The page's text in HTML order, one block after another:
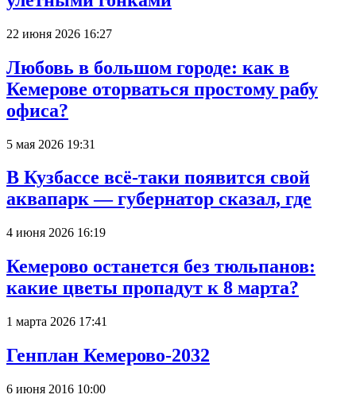
22 июня 2026 16:27
Любовь в большом городе: как в
Кемерове оторваться простому рабу
офиса?
5 мая 2026 19:31
В Кузбассе всё-таки появится свой
аквапарк — губернатор сказал, где
4 июня 2026 16:19
Кемерово останется без тюльпанов:
какие цветы пропадут к 8 марта?
1 марта 2026 17:41
Генплан Кемерово-2032
6 июня 2016 10:00